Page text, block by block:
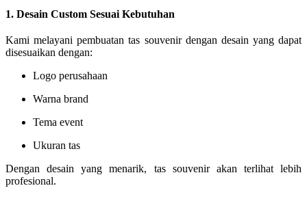
1. Desain Custom Sesuai Kebutuhan
Kami melayani pembuatan tas souvenir dengan desain yang dapat
disesuaikan dengan:
Logo perusahaan
Warna brand
Tema event
Ukuran tas
Dengan desain yang menarik, tas souvenir akan terlihat lebih
profesional.